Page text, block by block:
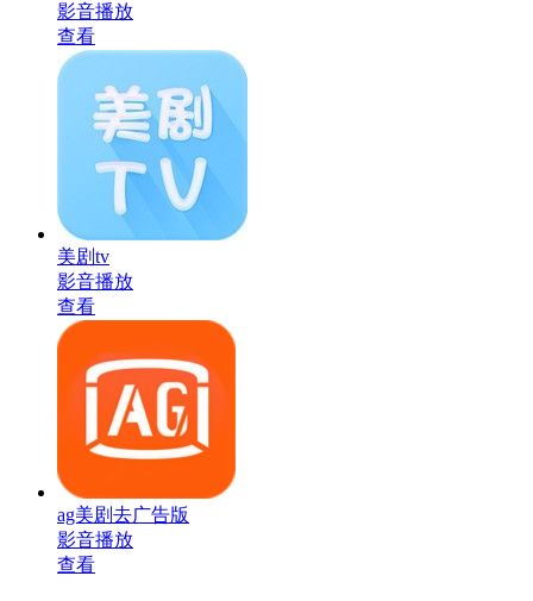
影音播放
查看
美剧tv
影音播放
查看
ag美剧去广告版
影音播放
查看